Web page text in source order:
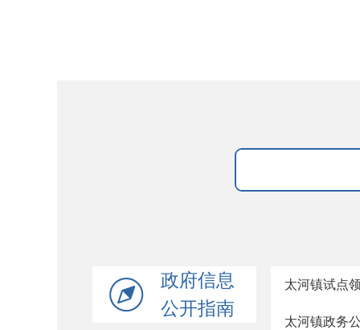
政府信息
公开指南
太河镇试点
太河镇政务